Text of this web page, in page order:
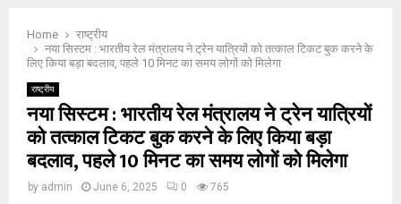
Home
राष्ट्रीय
नया सिस्टम : भारतीय रेल मंत्रालय ने ट्रेन यात्रियों को तत्काल टिकट बुक करने के
लिए किया बड़ा बदलाव, पहले 10 मिनट का समय लोगों को मिलेगा
राष्ट्रीय
नया सिस्टम : भारतीय रेल मंत्रालय ने ट्रेन यात्रियों
को तत्काल टिकट बुक करने के लिए किया बड़ा
बदलाव, पहले 10 मिनट का समय लोगों को मिलेगा
by admin June 6, 2025 0 765